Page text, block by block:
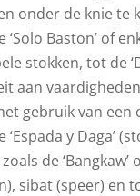
onder de knie te
Baston’ of
stokken, tot de
aan
gebruik van een
y Daga’
de ‘Bangkaw’
sibat (speer) en